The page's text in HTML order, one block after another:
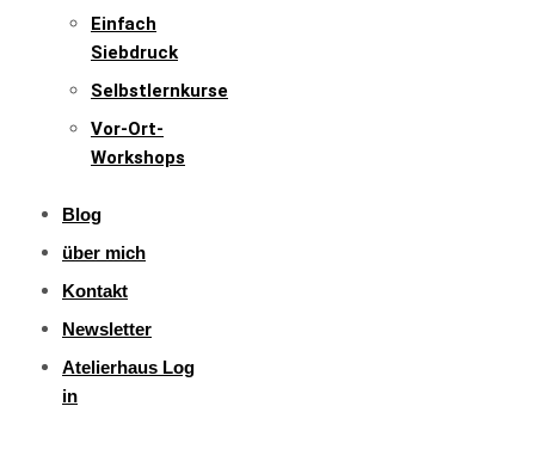
Einfach
Siebdruck
Selbstlernkurse
Vor-Ort-
Workshops
Blog
über mich
Kontakt
Newsletter
Atelierhaus Log
in